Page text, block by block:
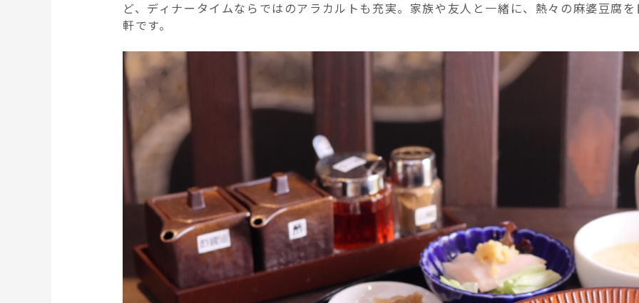
ど、ディナータイムならではのアラカルトも充実。家族や友人と一緒に、熱々の麻婆豆腐
軒です。